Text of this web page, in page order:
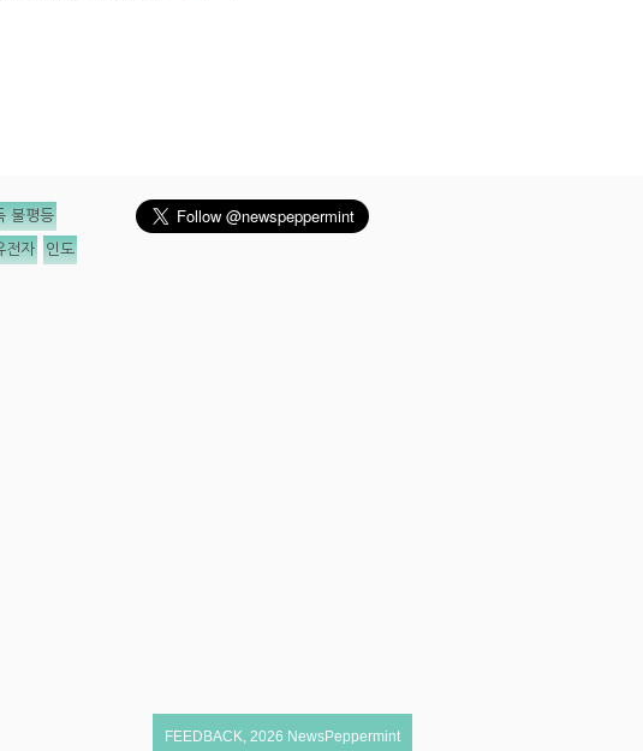
불평등
전자 인도
FEEDBACK, 2026 NewsPeppermint